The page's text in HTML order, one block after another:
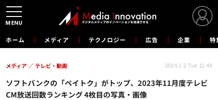
ホーム メディア テクノロジー 広告 企業 特
ソフトバンクの「ペイトク」がトップ、2023年11月度テレビ
CM放送回数ランキング 4枚目の写真・画像
メディア テレビ・動画 2024.1.2 Tue 11:49
MENU